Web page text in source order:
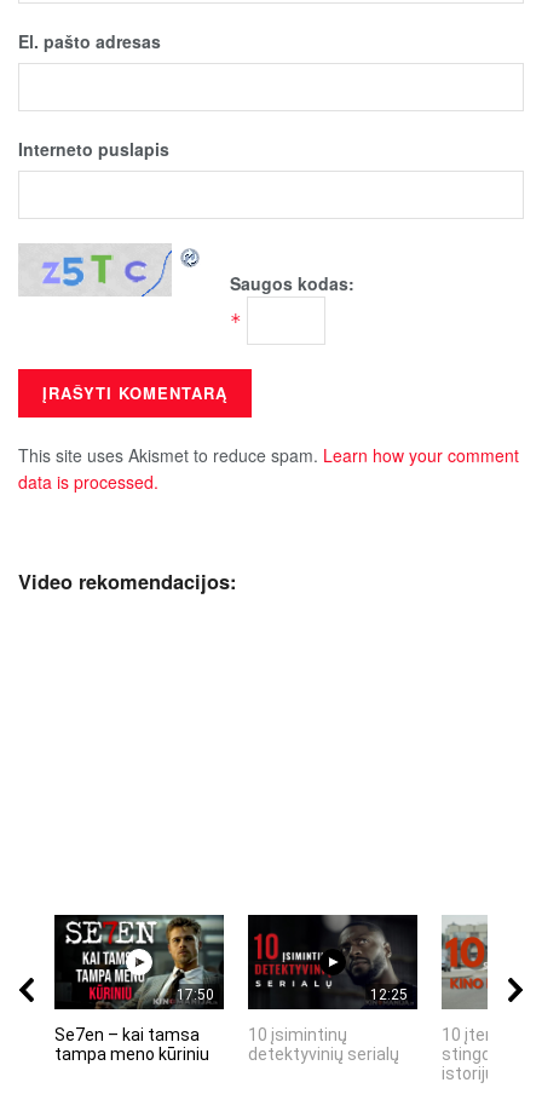
El. pašto adresas
Interneto puslapis
Saugos kodas:
*
This site uses Akismet to reduce spam. Learn how your comment
data is processed.
Video rekomendacijos:
17:50
Se7en – kai tamsa
tampa meno kūriniu
12:25
10 įsimintinų
detektyvinių serialų
10 įtemptų,
stingdančių
istorijų